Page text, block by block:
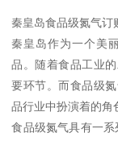
秦皇岛食品级氮气订
秦皇岛作为一个美
品。随着食品工业
要环节。而食品级
品行业中扮演着的角
食品级氮气具有一